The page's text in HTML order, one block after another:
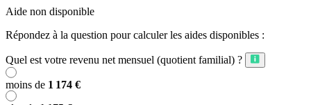
Aide non disponible
Répondez à la question pour calculer les aides disponibles :
Quel est votre revenu net mensuel (quotient familial) ?
moins de 1 174 €